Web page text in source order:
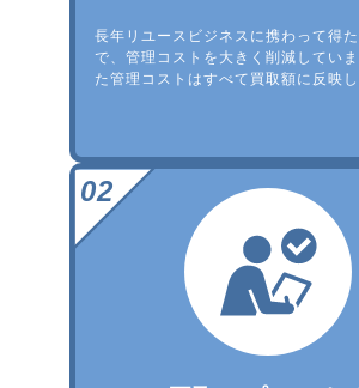
長年リユースビジネスに携わって得
で、管理コストを大きく削減してい
た管理コストはすべて買取額に反映し